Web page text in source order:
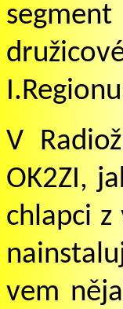
V
OK2ZI,
chlapci z
vem